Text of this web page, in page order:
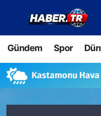
Gündem Spor
Kastamonu
Gündem
Spor
Dünya
Hava Durumu
Trafik Durumu
Süper Lig Puan